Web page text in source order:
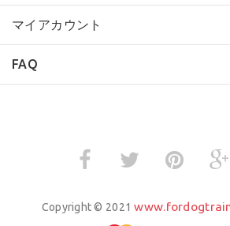
マイアカウント
FAQ
Copyright © 2021